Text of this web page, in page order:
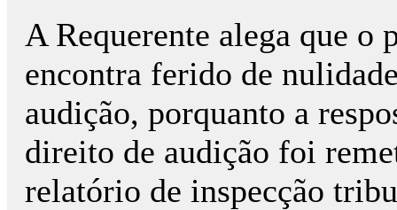
A Requerente alega que o
encontra ferido de
audição, porquanto a
direito de audição foi
relatório de inspecção